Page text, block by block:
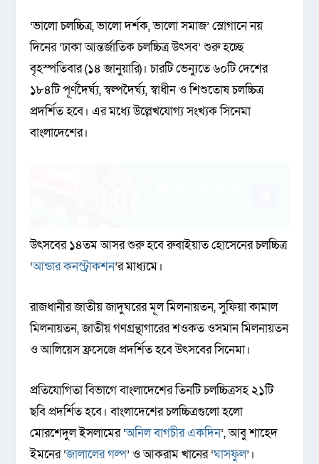
‘ভালো চলচ্চিত্র, ভালো দর্শক, ভালো সমাজ’ স্লোগানে নয়
দিনের ‘ঢাকা আন্তর্জাতিক চলচ্চিত্র উৎসব’ শুরু হচ্ছে
বৃহস্পতিবার (১৪ জানুয়ারি)। চারটি ভেন্যুতে ৬০টি দেশের
১৮৪টি পূর্ণদৈর্ঘ্য, স্বল্পদৈর্ঘ্য, স্বাধীন ও শিশুতোষ চলচ্চিত্র
প্রদর্শিত হবে। এর মধ্যে উল্লেখযোগ্য সংখ্যক সিনেমা
বাংলাদেশের।
উৎসবের ১৪তম আসর শুরু হবে রুবাইয়াত হোসেনের চলচ্চিত্র
‘আন্ডার কনস্ট্রাকশন’র মাধ্যমে।
রাজধানীর জাতীয় জাদুঘরের মূল মিলনায়তন, সুফিয়া কামাল
মিলনায়তন, জাতীয় গণগ্রন্থাগারের শওকত ওসমান মিলনায়তন
ও আলিয়েস ফ্রসেজে প্রদর্শিত হবে উৎসবের সিনেমা।
প্রতিযোগিতা বিভাগে বাংলাদেশের তিনটি চলচ্চিত্রসহ ২১টি
ছবি প্রদর্শিত হবে। বাংলাদেশের চলচ্চিত্রগুলো হলো
মোরশেদুল ইসলামের ‘অনিল বাগচীর একদিন‘, আবু শাহেদ
ইমনের ‘জালালের গল্প’ ও আকরাম খানের ‘ঘাসফুল’।